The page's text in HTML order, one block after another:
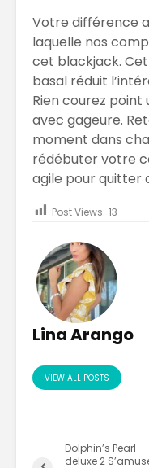
Votre différence
laquelle nos
cet blackjack.
basal réduit
Rien courez point
avec gageure.
moment dans
rédébuter votre
agile pour quitter
Post Views: 13
Lina Arango
VIEW ALL POSTS
Dolphin’s Pearl
deluxe 2